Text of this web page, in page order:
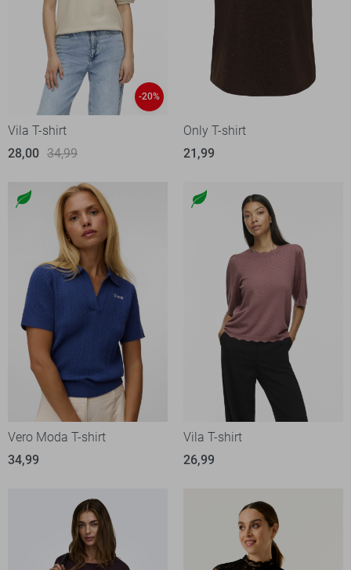
-20%
Vila T-shirt
28,00 34,99
Only T-shirt
21,99
Vero Moda T-shirt
34,99
Vila T-shirt
26,99